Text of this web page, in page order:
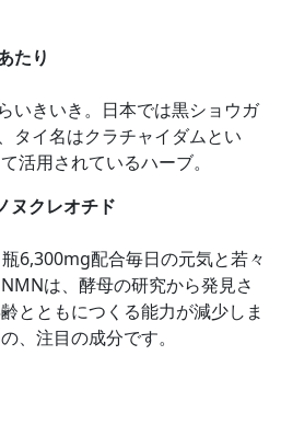
たり
いきいき。日本では黒ショウガ
タイ名はクラチャイダムとい
活用されているハーブ。
ヌクレオチド
6,300mg配合毎日の元気と若々
は、酵母の研究から発見さ
とともにつくる能力が減少しま
、注目の成分です。